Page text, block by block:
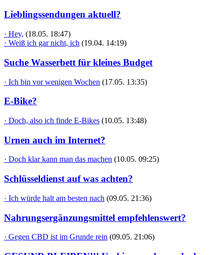
Lieblingssendungen aktuell?
· Hey, (18.05. 18:47)
· Weiß ich gar nicht, ich (19.04. 14:19)
Suche Wasserbett für kleines Budget
· Ich bin vor wenigen Wochen (17.05. 13:35)
E-Bike?
· Doch, also ich finde E-Bikes (10.05. 13:48)
Urnen auch im Internet?
· Doch klar kann man das machen (10.05. 09:25)
Schlüsseldienst auf was achten?
· Ich würde halt am besten nach (09.05. 21:36)
Nahrungsergänzungsmittel empfehlenswert?
· Gegen CBD ist im Grunde rein (09.05. 21:06)